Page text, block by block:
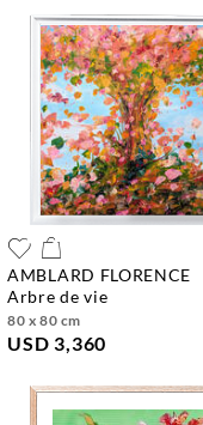
AMBLARD FLORENCE
arbre de vie
80 x 80 cm
USD 3,360